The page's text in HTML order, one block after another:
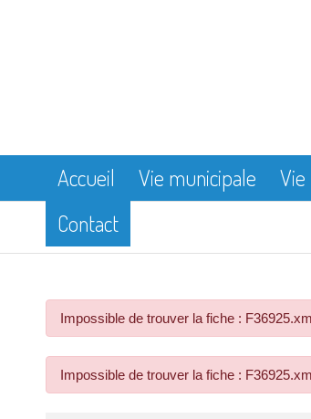
Accueil Vie municipale
Contact
Impossible de trouver la fiche :
Impossible de trouver la fiche :